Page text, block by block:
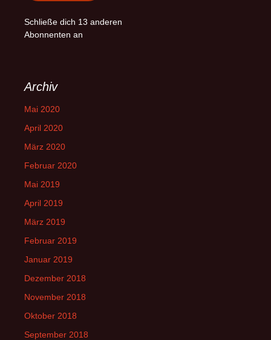
Schließe dich 13 anderen
Abonnenten an
Archiv
Mai 2020
April 2020
März 2020
Februar 2020
Mai 2019
April 2019
März 2019
Februar 2019
Januar 2019
Dezember 2018
November 2018
Oktober 2018
September 2018